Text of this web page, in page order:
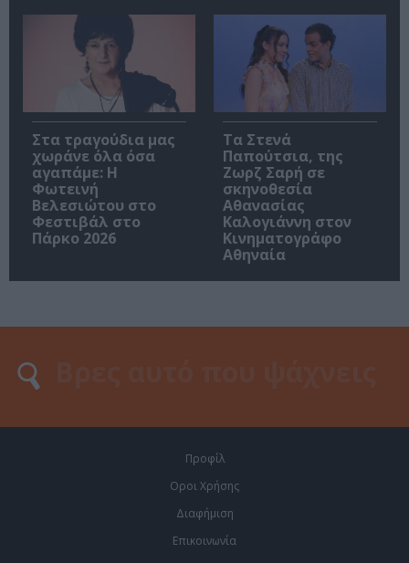
Στα τραγούδια μας
χωράνε όλα όσα
αγαπάμε: Η
Φωτεινή
Βελεσιώτου στο
Φεστιβάλ στο
Πάρκο 2026
Τα Στενά
Παπούτσια, της
Ζωρζ Σαρή σε
σκηνοθεσία
Αθανασίας
Καλογιάννη στον
Κινηματογράφο
Αθηναία
Προφίλ
Οροι Χρήσης
Διαφήμιση
Επικοινωνία